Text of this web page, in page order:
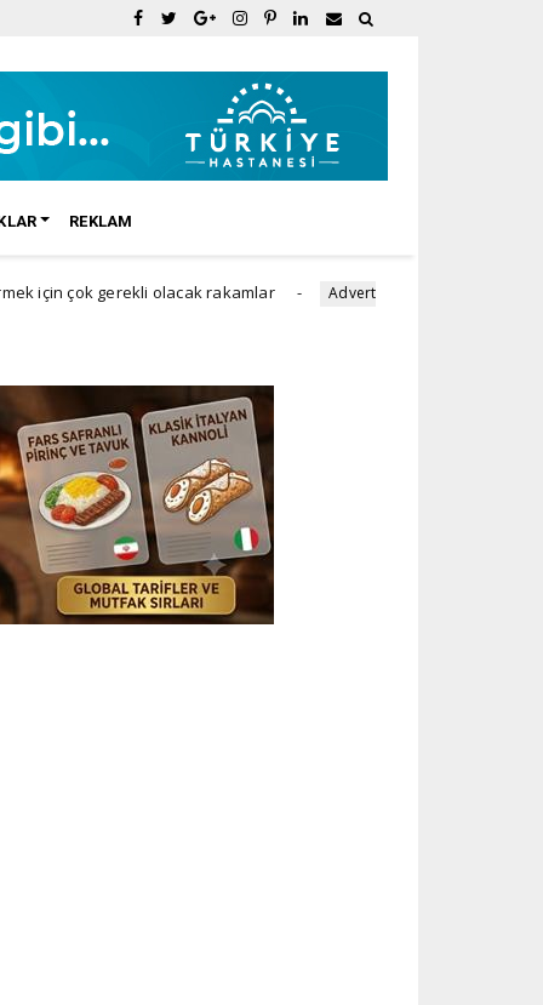
REKLAM
olacak rakamlar Advertorial Doğum Sonrası Karın